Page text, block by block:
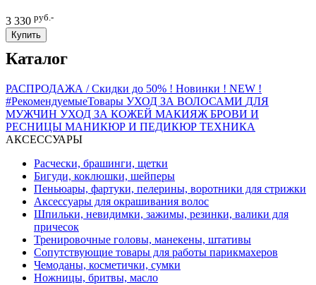
3 330 руб.-
Купить
Каталог
РАСПРОДАЖА / Скидки до 50% ! Новинки ! NEW !
#РекомендуемыеТовары УХОД ЗА ВОЛОСАМИ ДЛЯ
МУЖЧИН УХОД ЗА КОЖЕЙ МАКИЯЖБРОВИ И
РЕСНИЦЫ МАНИКЮР И ПЕДИКЮР ТЕХНИКА
АКСЕССУАРЫ
Расчески, брашинги, щетки
Бигуди, коклюшки, шейперы
Пеньюары, фартуки, пелерины, воротники для стрижки
Аксессуары для окрашивания волос
Шпильки, невидимки, зажимы, резинки, валики для
причесок
Тренировочные головы, манекены, штативы
Сопутствующие товары для работы парикмахеров
Чемоданы, косметички, сумки
Ножницы, бритвы, масло